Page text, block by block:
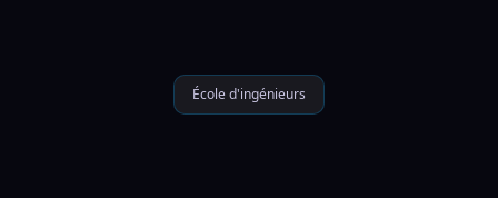
École d'ingénieurs